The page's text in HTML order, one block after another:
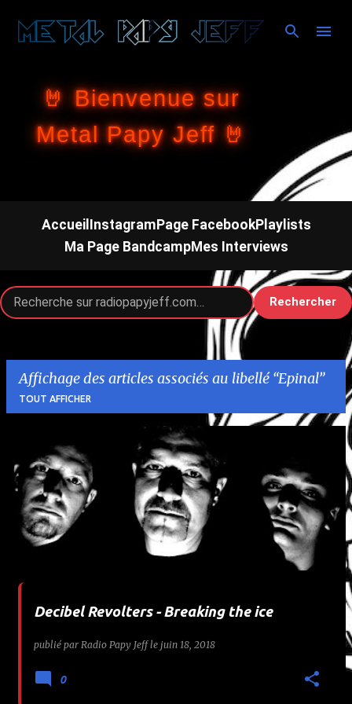
Accéder au contenu principal
🤘 Bienvenue sur
Metal Papy Jeff 🤘
Accueil InstagramPage FacebookPlaylists
Ma Page BandcampMes Interviews
Rechercher
Affichage des articles associés au libellé Epinal
TOUT AFFICHER
Decibel Revolters - Breaking the ice
publié par Radio Papy Jeff le juin 18, 2018
0